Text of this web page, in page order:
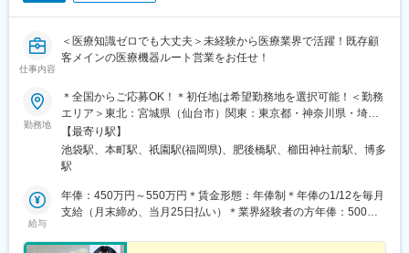
仕事内容
＜医療知識ゼロでも大丈夫＞未経験から医療業界で活躍！既存顧
客メインの医療機器ルート営業をお任せ！
勤務地
＊全国からご応募OK！＊初任地は希望勤務地を選択可能！＜勤務
エリア＞東北：宮城県（仙台市）関東：東京都・神奈川県・埼玉
県・千葉県・栃木県・群馬県東海：愛知県・静岡県・岐阜県信
越：長野県（松本市）北陸：石川県（金沢市）関西：大阪府・兵
庫県中国：広島県四国：香川県（高松市）・愛媛県（松山市）九
県【東京本社】東京都豊島区西池袋3-27-12 池袋ウェストパーク
ビル＊各線「池袋駅」西口より徒歩5分【大阪オフィス】大阪府大
各線「本町駅」より徒歩1分【福岡オフィス】福岡県福岡市博多区
【最寄り駅】
池袋駅、本町駅、祇園駅(福岡県)、肥後橋駅、櫛田神社前駅、博多
駅
給与
年俸：450万円～550万円＊賃金形態：年俸制＊年俸の1/12を毎月
支給（月末締め、当月25日払い）＊業界経験者の方年俸：500万